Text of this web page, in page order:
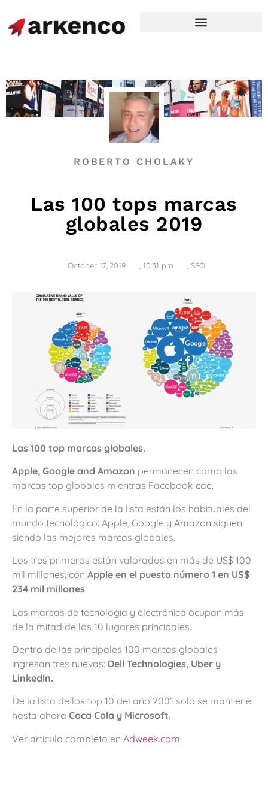
ROBERTO CHOLAKY
Las 100 tops marcas
globales 2019
October 17, 2019 10:31 pm SEO
Las 100 top marcas globales.
Apple, Google and Amazon permanecen como las
marcas top globales mientras Facebook cae.
En la parte superior de la lista están los habituales del
mundo tecnológico: Apple, Google y Amazon siguen
siendo las mejores marcas globales.
Los tres primeros están valorados en más de US$ 100
mil millones, con Apple en el puesto número 1 en US$
234 mil millones.
Las marcas de tecnología y electrónica ocupan más
de la mitad de los 10 lugares principales.
Dentro de las principales 100 marcas globales
ingresan tres nuevas: Dell Technologies, Uber y
LinkedIn.
De la lista de los top 10 del año 2001 solo se mantiene
hasta ahora Coca Cola y Microsoft.
Ver artículo completo en Adweek.com